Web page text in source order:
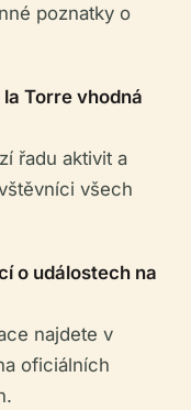
poznatky o
Torre vhodná
řadu aktivit a
všech
o událostech na
najdete v
oficiálních